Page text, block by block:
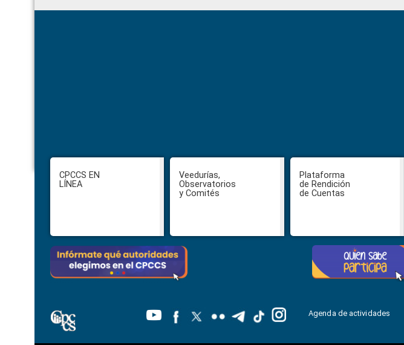
Footer
CPCCS EN
LÍNEA
Veedurías,
Observatorios
y Comités
Plataforma
de Rendición
de Cuentas
Agenda de actividades